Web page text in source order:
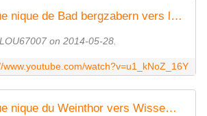
Goldwing - pique nique de Bad bergzabern vers le Weinthor
on 2014-05-28.
www.youtube.com/watch?v=u1_kNoZ_16Y
Goldwing - pique nique du Weinthor vers Wissembourg